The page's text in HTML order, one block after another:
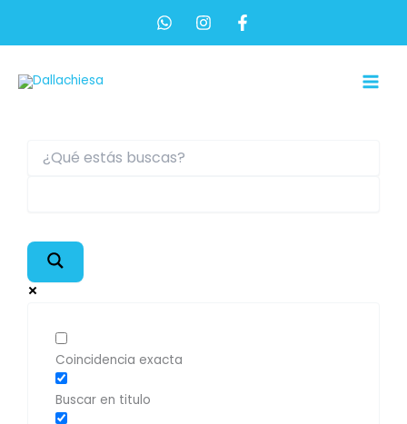
contenido
Coincidencia exacta
Buscar en titulo